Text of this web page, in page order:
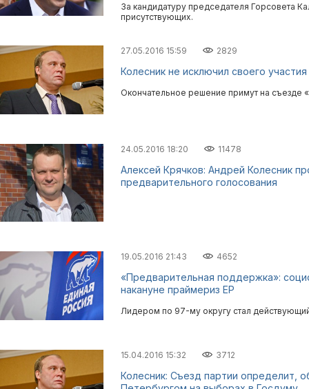
За кандидатуру председателя Горсовета
присутствующих.
27.05.2016 15:59 2829
Колесник не исключил своего
Окончательное решение примут на съезде
24.05.2016 18:20 11478
Алексей Крячков: Андрей Колесник
предварительного голосования
19.05.2016 21:43 4652
«Предварительная поддержка»:
накануне праймериз ЕР
Лидером по 97-му округу стал
15.04.2016 15:32 3712
Колесник: Съезд партии определит,